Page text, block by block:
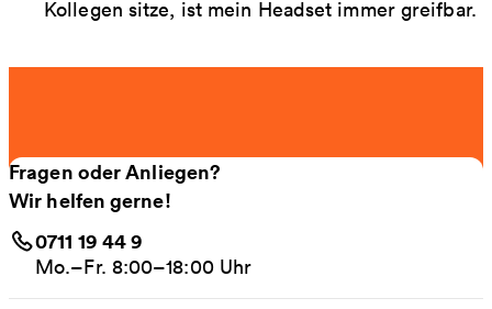
Kollegen sitze, ist mein Headset immer greifbar.
Fragen oder Anliegen?
Wir helfen gerne!
0711 19 44 9
Mo.–Fr. 8:00–18:00 Uhr